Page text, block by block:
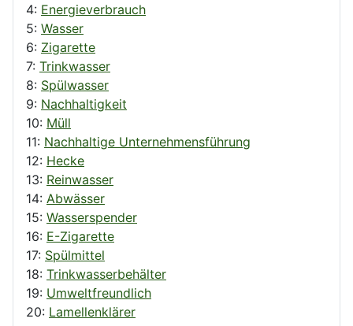
4: Energieverbrauch
5: Wasser
6: Zigarette
7: Trinkwasser
8: Spülwasser
9: Nachhaltigkeit
10: Müll
11: Nachhaltige Unternehmensführung
12: Hecke
13: Reinwasser
14: Abwässer
15: Wasserspender
16: E-Zigarette
17: Spülmittel
18: Trinkwasserbehälter
19: Umweltfreundlich
20: Lamellenklärer